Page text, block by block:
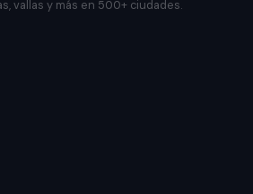
vallas y más en 500+ ciudades.